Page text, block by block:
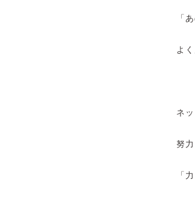
「
よ
ネ
努
「